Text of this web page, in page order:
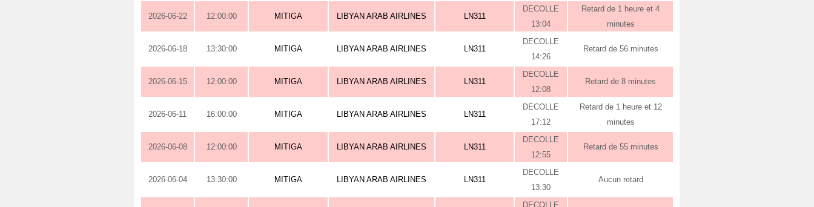
2026-06-22 12:00:00 MITIGA LIBYAN ARAB AIRLINES LN311
DECOLLE
13:04
Retard de 1 heure et 4
minutes
2026-06-18 13:30:00 MITIGA LIBYAN ARAB AIRLINES LN311
DECOLLE
14:26
Retard de 56 minutes
2026-06-15 12:00:00 MITIGA LIBYAN ARAB AIRLINES LN311
DECOLLE
12:08
Retard de 8 minutes
2026-06-11 16:00:00 MITIGA LIBYAN ARAB AIRLINES LN311
DECOLLE
17:12
Retard de 1 heure et 12
minutes
2026-06-08 12:00:00 MITIGA LIBYAN ARAB AIRLINES LN311
DECOLLE
12:55
Retard de 55 minutes
2026-06-04 13:30:00 MITIGA LIBYAN ARAB AIRLINES LN311
DECOLLE
13:30
Aucun retard
DECOLLE